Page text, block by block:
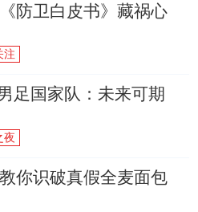
防卫白皮书》藏祸心
注
足国家队：未来可期
夜
你识破真假全麦面包